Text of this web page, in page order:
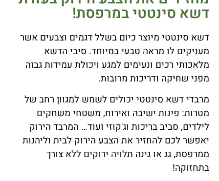
דשא סינטטי במרפסת!
דשא סינטטי מיוצר כיום בשלל דגמים וצבעים אשר
מעניקים לו מראה טבעי במיוחד. סיבי הדשא
מלאכותי רכים ונעימים למגע ויכולת עמידות גבוה
מפני שחיקה ודריכות מרובות.
מרבדי דשא סינטטי יכולים לשמש למגוון רחב של
מטרות: פינות ישיבה ואירוח, משטחי משחקים
לילדים, סביב בריכות וג'קוזי ועוד… המרבד הירוק
יאפשר לכם להחזיר את הצבע הירוק לבית וליהנות
ממרפסת, גג או גינה תלויה ירוקים ללא צורך
בתחזוקה!